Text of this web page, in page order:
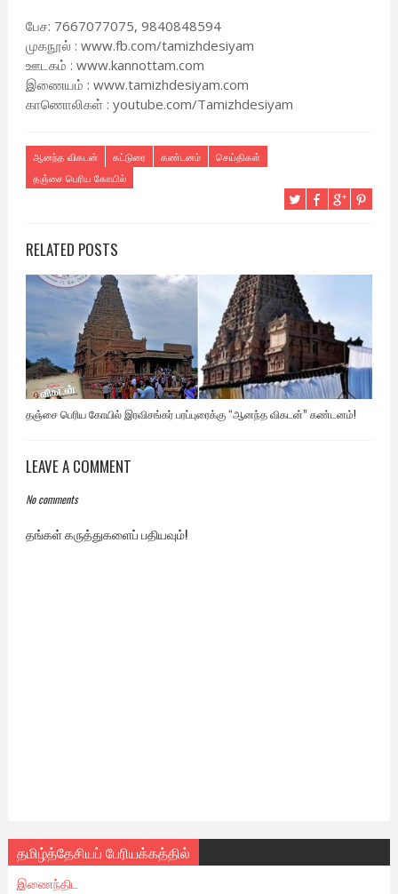
பேச: 7667077075, 9840848594
முகநூல் : www.fb.com/tamizhdesiyam
ஊடகம் : www.kannottam.com
இணையம் : www.tamizhdesiyam.com
காணொலிகள் : youtube.com/Tamizhdesiyam
ஆனந்த விகடன் கட்டுரை கண்டனம்
செய்திகள்
தஞ்சை பெரிய கோயில்
RELATED POSTS
தஞ்சை பெரிய கோயில் இரவிசங்கர் பரப்புரைக்கு “ஆனந்த விகடன்” கண்டனம்!
LEAVE A COMMENT
No comments
தங்கள் கருத்துகளைப் பதியவும்!
தமிழ்த்தேசியப் பேரியக்கத்தில்
இணைந்திட